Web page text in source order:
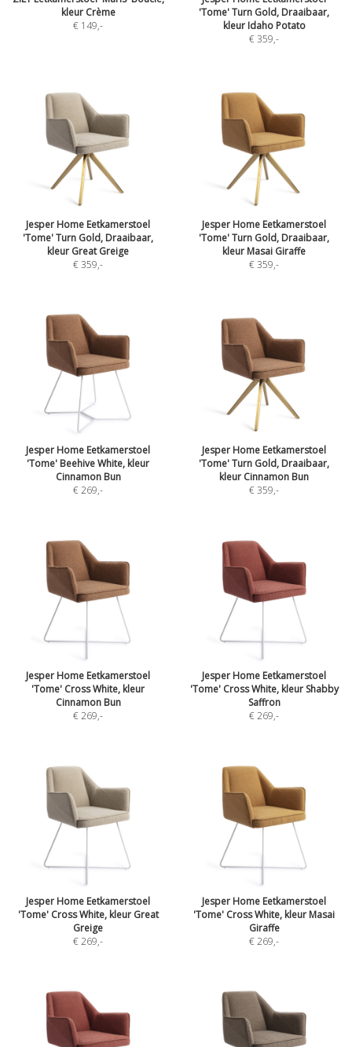
kleur Crème
€ 149,-
'Tome' Turn Gold, Draaibaar,
kleur Idaho Potato
€ 359,-
Jesper Home Eetkamerstoel
'Tome' Turn Gold, Draaibaar,
kleur Great Greige
€ 359,-
Jesper Home Eetkamerstoel
'Tome' Turn Gold, Draaibaar,
kleur Masai Giraffe
€ 359,-
Jesper Home Eetkamerstoel
'Tome' Beehive White, kleur
Cinnamon Bun
€ 269,-
Jesper Home Eetkamerstoel
'Tome' Turn Gold, Draaibaar,
kleur Cinnamon Bun
€ 359,-
Jesper Home Eetkamerstoel
'Tome' Cross White, kleur
Cinnamon Bun
€ 269,-
Jesper Home Eetkamerstoel
'Tome' Cross White, kleur Shabby
Saffron
€ 269,-
Jesper Home Eetkamerstoel
'Tome' Cross White, kleur Great
Greige
€ 269,-
Jesper Home Eetkamerstoel
'Tome' Cross White, kleur Masai
Giraffe
€ 269,-